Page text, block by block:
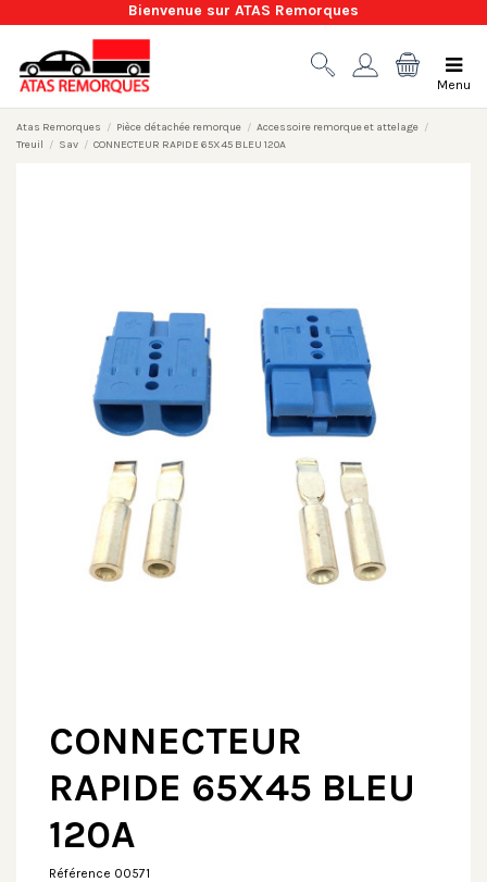
Bienvenue sur ATAS Remorques
Menu
Atas Remorques Pièce détachée remorque
Accessoire remorque et attelage
Treuil
Sav CONNECTEUR RAPIDE 65X45 BLEU 120A
CONNECTEUR
RAPIDE 65X45 BLEU
120A
Référence 00571